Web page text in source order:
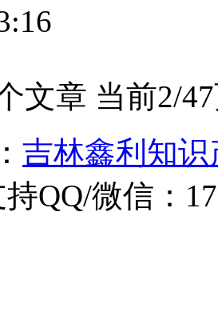
文章 当前2/
吉林鑫利知
QQ/微信：